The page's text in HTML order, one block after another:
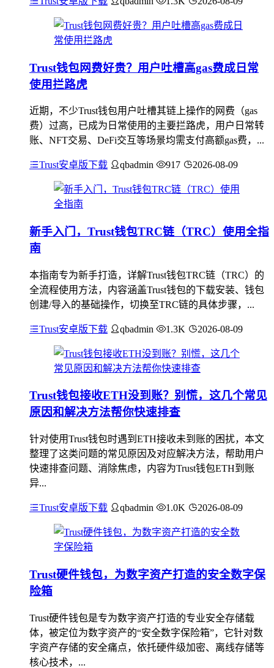
Trust钱包网费好贵？用户吐槽高gas费成日常
使用拦路虎
近期，不少Trust钱包用户吐槽其链上操作的网费（gas
费）过高，已成为日常使用的主要拦路虎，用户日常转
账、NFT交易、DeFi交互等场景均需支付高额gas费，...
Trust安卓版下载 qbadmin 917 2026-08-09
新手入门，Trust钱包TRC链（TRC）使用全指
南
本指南专为新手打造，详解Trust钱包TRC链（TRC）的
全流程使用方法，内容涵盖Trust钱包的下载安装、钱包
创建/导入的基础操作，切换至TRC链的具体步骤，...
Trust安卓版下载 qbadmin 1.3K 2026-08-09
Trust钱包接收ETH没到账？别慌，这几个常见
原因和解决方法帮你快速排查
针对使用Trust钱包时遇到ETH接收未到账的困扰，本文
整理了这类问题的常见原因及对应解决方法，帮助用户
快速排查问题、消除焦虑，内容为Trust钱包ETH到账
异...
Trust安卓版下载 qbadmin 1.0K 2026-08-09
Trust硬件钱包，为数字资产打造的安全数字保
险箱
Trust硬件钱包是专为数字资产打造的专业安全存储载
体，被定位为数字资产的“安全数字保险箱”，它针对数
字资产存储的安全痛点，依托硬件级加密、离线存储等
核心技术，...